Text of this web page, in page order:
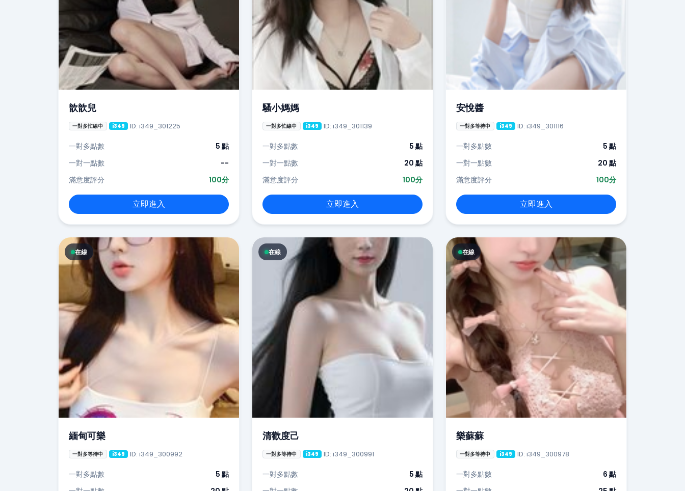
歆歆兒
一對多忙線中 i349 ID: i349_301225
一對多點數
5 點
一對一點數
--
滿意度評分
100分
立即進入
騷小媽媽
一對多忙線中 i349 ID: i349_301139
一對多點數
5 點
一對一點數
20 點
滿意度評分
100分
立即進入
安悅醬
一對多等待中 i349 ID: i349_301116
一對多點數
5 點
一對一點數
20 點
滿意度評分
100分
立即進入
在線
緬甸可樂
一對多等待中 i349 ID: i349_300992
一對多點數
5 點
在線
清歡度己
一對多等待中 i349 ID: i349_300991
一對多點數
5 點
在線
樂蘇蘇
一對多等待中 i349 ID: i349_300978
一對多點數
6 點